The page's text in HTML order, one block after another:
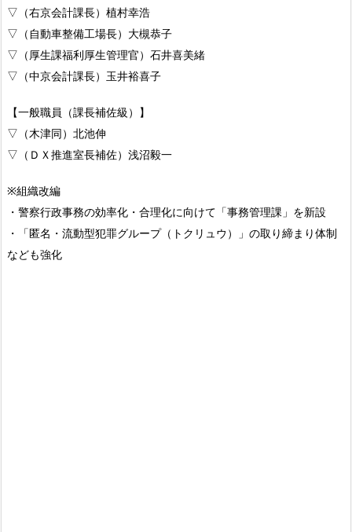
▽（右京会計課長）植村幸浩
▽（自動車整備工場長）大槻恭子
▽（厚生課福利厚生管理官）石井喜美緒
▽（中京会計課長）玉井裕喜子
【一般職員（課長補佐級）】
▽（木津同）北池伸
▽（ＤＸ推進室長補佐）浅沼毅一
※組織改編
・警察行政事務の効率化・合理化に向けて「事務管理課」を新設
・「匿名・流動型犯罪グループ（トクリュウ）」の取り締まり体制
なども強化